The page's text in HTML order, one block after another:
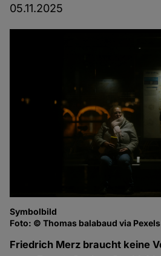
05.11.2025
Symbolbild
Foto: © Thomas balabaud via Pexels
Friedrich Merz braucht keine